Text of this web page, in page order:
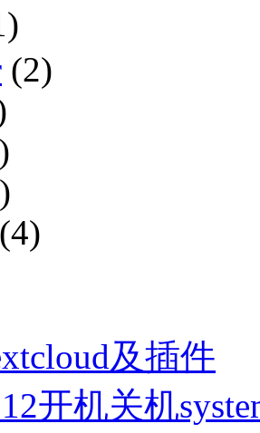
(2)
(4)
及插件
开机关机